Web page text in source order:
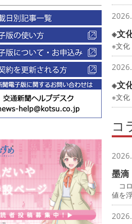
※文
※文
※文
※文
コ
墨
コ
値を